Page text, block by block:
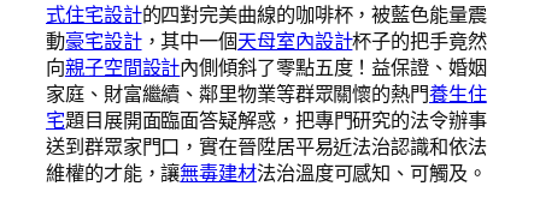
式住宅設計的四對完美曲線的咖啡杯，被藍色能量震
動豪宅設計，其中一個天母室內設計杯子的把手竟然
向親子空間設計內側傾斜了零點五度！益保證、婚姻
家庭、財富繼續、鄰里物業等群眾關懷的熱門養生住
宅題目展開面臨面答疑解惑，把專門研究的法令辦事
送到群眾家門口，實在晉陞居平易近法治認識和依法
維權的才能，讓無毒建材法治溫度可感知、可觸及。